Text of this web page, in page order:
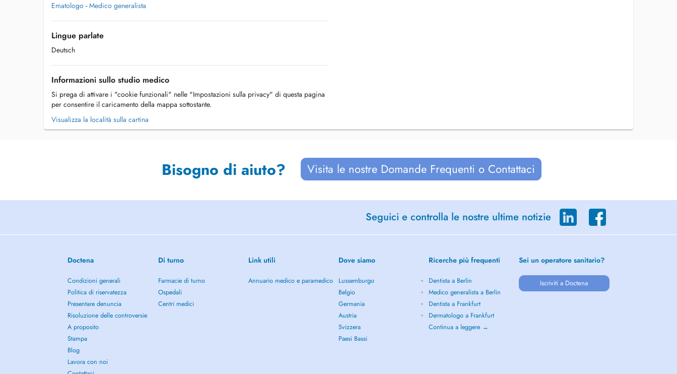
Ematologo - Medico generalista
Lingue parlate
Deutsch
Informazioni sullo studio medico
Si prega di attivare i "cookie funzionali" nelle "Impostazioni sulla privacy" di questa pagina
per consentire il caricamento della mappa sottostante.
Visualizza la località sulla cartina
Bisogno di aiuto? Visita le nostre Domande Frequenti o Contattaci
Seguici e controlla le nostre ultime notizie
Doctena
Condizioni generali
Politica di riservatezza
Presentare denuncia
Risoluzione delle controversie
A proposito
Stampa
Blog
Lavora con noi
Di turno
Farmacie di turno
Ospedali
Centri medici
Link utili
Annuario medico e paramedico
Dove siamo
Lussemburgo
Belgio
Germania
Austria
Svizzera
Paesi Bassi
Ricerche più frequenti
Dentista a Berlin
Medico generalista a Berlin
Dentista a Frankfurt
Dermatologo a Frankfurt
Continua a leggere →
Sei un operatore sanitario?
Iscriviti a Doctena